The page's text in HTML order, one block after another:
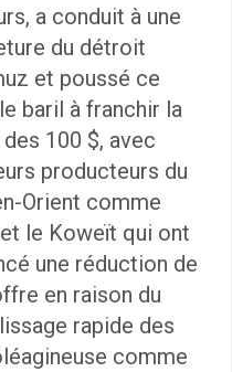
a conduit à une
du détroit
et poussé ce
baril à franchir la
100 $, avec
producteurs du
Orient comme
et le Koweït qui ont
une réduction de
en raison du
rapide des
comme